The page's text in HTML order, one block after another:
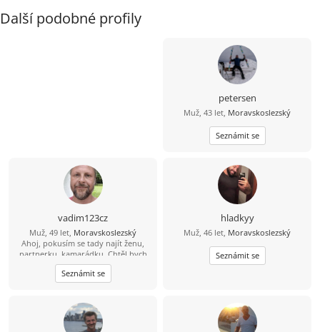
Další podobné profily
petersen
Muž, 43 let, Moravskoslezský
Seznámit se
vadim123cz
Muž, 49 let, Moravskoslezský
Ahoj, pokusím se tady najít ženu,
partnerku, kamarádku. Chtěl bych
opět najít lásku a důvěru na kterou
jsem doplatil Mám rád sport
zábavu,zahradu a povídání s
Seznámit se
hladkyy
Muž, 46 let, Moravskoslezský
Seznámit se